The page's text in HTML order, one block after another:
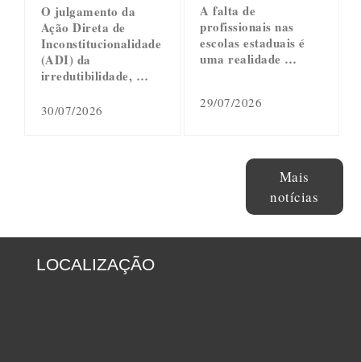
O julgamento da
Ação Direta de
Inconstitucionalidade
(ADI) da
irredutibilidade, …
30/07/2026
A falta de
profissionais nas
escolas estaduais é
uma realidade …
29/07/2026
Mais
notícias
LOCALIZAÇÃO